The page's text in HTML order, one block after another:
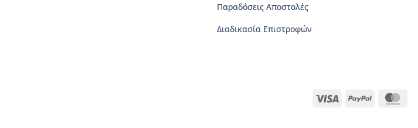
σελίδα
του
Παραδόσεις Αποστολές
Διαδικασία Επιστροφών
Visa PayPal